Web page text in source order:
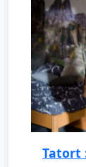
Tatort